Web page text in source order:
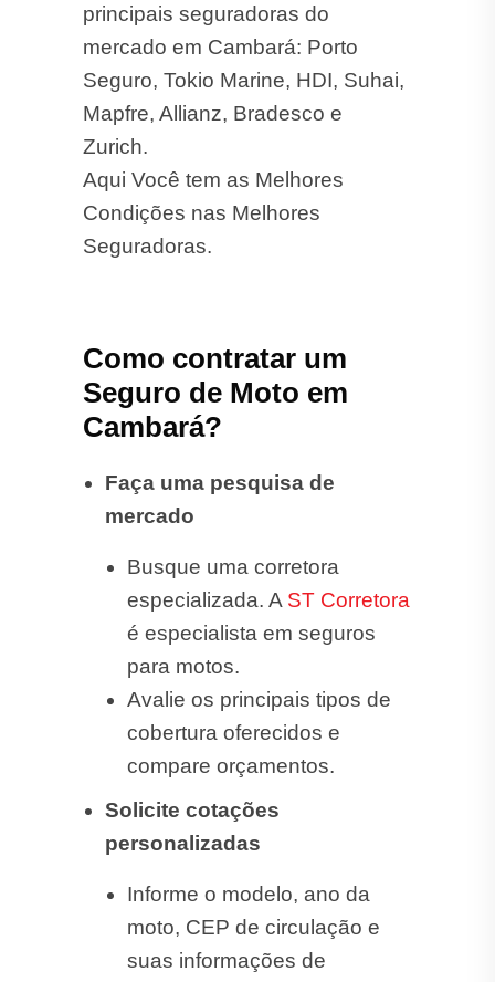
Como contratar um
Seguro de Moto em
Cambará?
Faça uma pesquisa de
mercado
é especialista em seguros
para motos.
Avalie os principais tipos de
cobertura oferecidos e
compare orçamentos.
personalizadas
Informe o modelo, ano da
moto, CEP de circulação e
suas informações de
condutor (idade, tempo de
habilitação, histórico de
sinistros, etc.).
Analise o custo-benefício de
preços podem variar
conforme o risco avaliado
pela seguradora.